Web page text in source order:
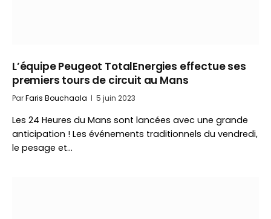
L’équipe Peugeot TotalEnergies effectue ses
premiers tours de circuit au Mans
ParFaris Bouchaala 5 juin 2023
Les 24 Heures du Mans sont lancées avec une grande
anticipation ! Les événements traditionnels du vendredi,
le pesage et…